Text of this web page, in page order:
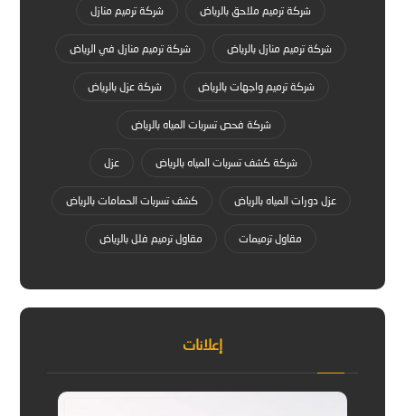
شركة ترميم ملاحق بالرياض شركة ترميم منازل
شركة ترميم منازل بالرياض شركة ترميم منازل في الرياض
شركة ترميم واجهات بالرياض شركة عزل بالرياض
شركة فحص تسربات المياه بالرياض
شركة كشف تسربات المياه بالرياض عزل
عزل دورات المياه بالرياض كشف تسربات الحمامات بالرياض
مقاول ترميمات مقاول ترميم فلل بالرياض
إعلانات